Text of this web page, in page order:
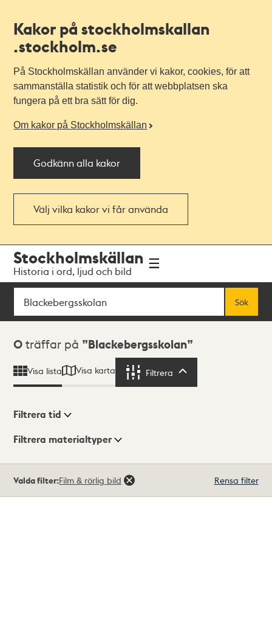
Kakor på stockholmskallan
.stockholm.se
På Stockholmskällan använder vi kakor, cookies, för att
sammanställa statistik och för att webbplatsen ska
fungera på ett bra sätt för dig.
Om kakor på Stockholmskällan
Godkänn alla kakor
Välj vilka kakor vi får använda
navigationen
huvudinnehållet
Stockholmskällan
Historia i ord, ljud och bild
Sök
Sök
Sökresultat
0 träffar på Blackebergsskolan
Visa lista Visa karta Filtrera
Visningsläge
Filtrera tid
Filtrera materialtyper
träffar
Valda filter:Film & rörlig bild Rensa filter